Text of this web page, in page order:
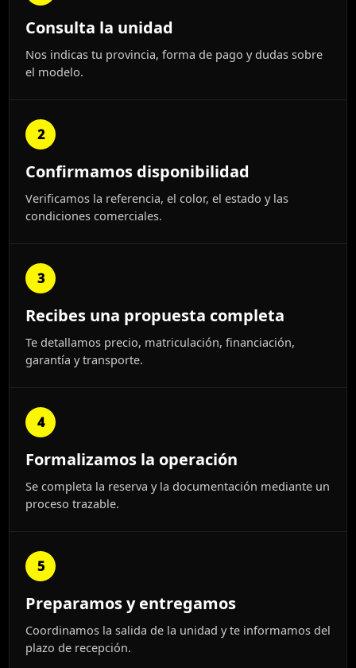
Consulta la unidad
Nos indicas tu provincia, forma de pago y dudas sobre
el modelo.
2
Confirmamos disponibilidad
Verificamos la referencia, el color, el estado y las
condiciones comerciales.
3
Recibes una propuesta completa
Te detallamos precio, matriculación, financiación,
garantía y transporte.
4
Formalizamos la operación
Se completa la reserva y la documentación mediante un
proceso trazable.
5
Preparamos y entregamos
Coordinamos la salida de la unidad y te informamos del
plazo de recepción.